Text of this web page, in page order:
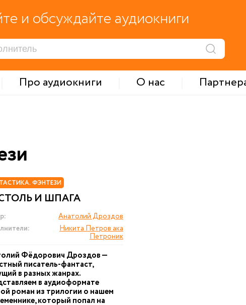
и обсуждайте аудиокниги
Про аудиокниги О нас
ФЭНТЕЗИ
И ШПАГА
Анатолий Дроздов
Никита Петров ака
Петроник
Фёдорович Дроздов —
писатель-фантаст,
в разных жанрах.
в аудиоформате
роман из трилогии о нашем
который попал на